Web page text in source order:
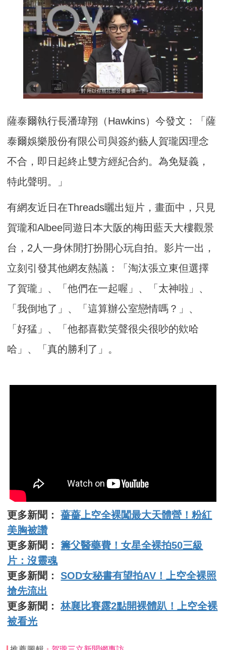
薩泰爾執行長潘瑋翔（Hawkins）今發文：「薩
泰爾娛樂股份有限公司與簽約藝人賀瓏因理念
不合，即日起終止雙方經紀合約。為免疑義，
特此聲明。」
有網友近日在Threads曬出短片，畫面中，只見
賀瓏和Albee同遊日本大阪的梅田藍天大樓觀景
台，2人一身休閒打扮開心玩自拍。影片一出，
立刻引發其他網友熱議：「淘汰張立東但選擇
了賀瓏」、「他們在一起喔」、「太神啦」、
「我倒地了」、「這算辦公室戀情嗎？」、
「好猛」、「他都喜歡笑聲很尖很吵的欸哈
哈」、「真的勝利了」。
更多新聞：薔薔上空全裸闖最大天體營！粉紅
美胸被讚
更多新聞：籌父醫藥費！女星全裸拍50三級
片：沒靈魂
更多新聞：SOD女秘書有望拍AV！上空全裸照
搶先流出
更多新聞：林襄比賽露2點開裸體趴！上空全裸
被看光